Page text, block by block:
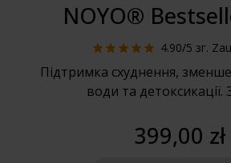
NOYO®
4.90/5 зг.
Підтримка схуднення,
води та детоксикації.
399,00 zł